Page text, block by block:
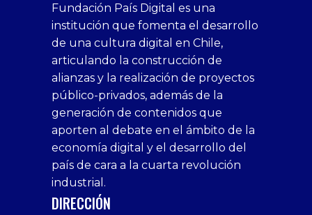
1xbet
canlı
casino
siteleri
bedava
bonus
veren
siteler
1xbet
deneme
bonusu
veren
siteleri
deneme
bonusu
Sikis
siteleri
bonusu
veren
siteler
casino
siteleri
1win
xslot
sahabet
giriş
1xbet
giriş
tarafbet
giriş
bonusu
veren
siteler
deneme
bonusu
Deneme
bonusu
veren
siteler
escort
casino
siteleri
bonusu
bahis
siteleri
Hot
Couple
xxx
homemade
porn
on
webcam
Cumshots
Tits
Free
Amateur
Porn
yenigiris.com
Giriş
bonusu
veren
siteler
deneme
bonusu
veren
siteler
Fundación País Digital es una
institución que fomenta el desarrollo
de una cultura digital en Chile,
articulando la construcción de
alianzas y la realización de proyectos
público-privados, además de la
generación de contenidos que
aporten al debate en el ámbito de la
economía digital y el desarrollo del
país de cara a la cuarta revolución
industrial.
DIRECCIÓN